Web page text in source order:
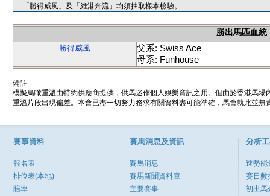
「勝得威風」及「維港奔流」均須抽取樣本檢驗。
勝出馬匹血統
勝得威風
父系: Swiss Ace
母系: Funhouse
備註
模擬鳥瞰重溫由特約供應商提供，供馬迷作個人娛樂資訊之用。但由於香港馬
重溫片段出現偏差。本會已盡一切努力務求有關資料盡可能準確，馬會就此並
賽事資料
報名表
排位表(本地)
賠率
賽馬消息及資訊
賽馬消息
賽馬新聞資料庫
主要賽事
分析
速勢能
賽日數
初出馬